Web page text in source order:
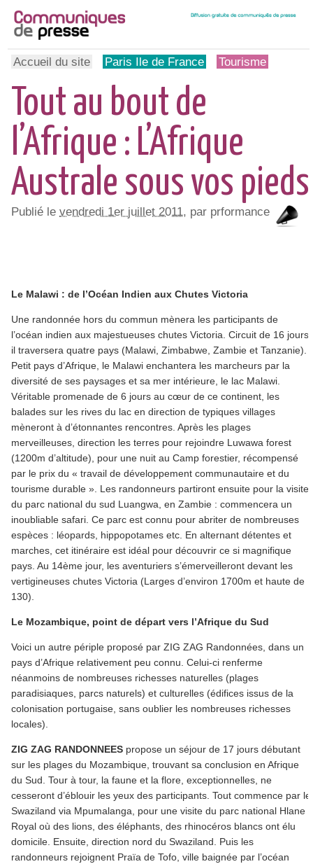
Accueil du site Paris Ile de France Tourisme
Tout au bout de
l’Afrique : L’Afrique
Australe sous vos pieds
Publié levendredi 1er juillet 2011, par prformance
Le Malawi : de l’Océan Indien aux Chutes Victoria
Une randonnée hors du commun mènera les participants de
l’océan indien aux majestueuses chutes Victoria. Circuit de 16 jours,
il traversera quatre pays (Malawi, Zimbabwe, Zambie et Tanzanie).
Petit pays d’Afrique, le Malawi enchantera les marcheurs par la
diversité de ses paysages et sa mer intérieure, le lac Malawi.
Véritable promenade de 6 jours au cœur de ce continent, les
balades sur les rives du lac en direction de typiques villages
mèneront à d’étonnantes rencontres. Après les plages
merveilleuses, direction les terres pour rejoindre Luwawa forest
(1200m d’altitude), pour une nuit au Camp forestier, récompensé
par le prix du « travail de développement communautaire et du
tourisme durable ». Les randonneurs partiront ensuite pour la visite
du parc national du sud Luangwa, en Zambie : commencera un
inoubliable safari. Ce parc est connu pour abriter de nombreuses
espèces : léopards, hippopotames etc. En alternant détentes et
marches, cet itinéraire est idéal pour découvrir ce si magnifique
pays. Au 14ème jour, les aventuriers s’émerveilleront devant les
vertigineuses chutes Victoria (Larges d’environ 1700m et haute de
130).
Le Mozambique, point de départ vers l’Afrique du Sud
Voici un autre périple proposé par ZIG ZAG Randonnées, dans un
pays d’Afrique relativement peu connu. Celui-ci renferme
néanmoins de nombreuses richesses naturelles (plages
paradisiaques, parcs naturels) et culturelles (édifices issus de la
colonisation portugaise, sans oublier les nombreuses richesses
locales).
ZIG ZAG RANDONNEES propose un séjour de 17 jours débutant
sur les plages du Mozambique, trouvant sa conclusion en Afrique
du Sud. Tour à tour, la faune et la flore, exceptionnelles, ne
cesseront d’éblouir les yeux des participants. Tout commence par le
Swaziland via Mpumalanga, pour une visite du parc national Hlane
Royal où des lions, des éléphants, des rhinocéros blancs ont élu
domicile. Ensuite, direction nord du Swaziland. Puis les
randonneurs rejoignent Praïa de Tofo, ville baignée par l’océan